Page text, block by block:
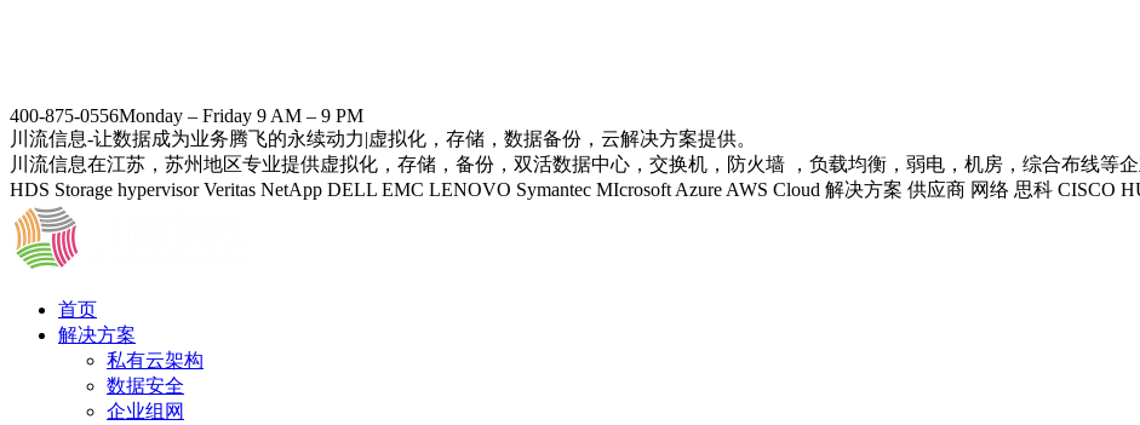
400-875-0556Monday – Friday 9 AM – 9 PM
川流信息-让数据成为业务腾飞的永续动力|虚拟化，存储，数据备份，云解决方案提供。
川流信息在江苏，苏州地区专业提供虚拟化，存储，备份，双活数据中心，交换机，防火墙 ，负载均衡，弱电，机房，综合布线等
HDS Storage hypervisor Veritas NetApp DELL EMC LENOVO Symantec MIcrosoft Azure AWS Cloud 解决方案 供应商 网络 思科 CISCO
首页
解决方案
私有云架构
数据安全
企业组网